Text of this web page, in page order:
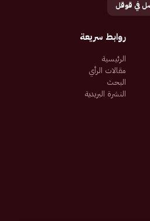
في قوقل
روابط سريعة
الرئيسية
مقالات الرأي
البحث
النشرة البريدية